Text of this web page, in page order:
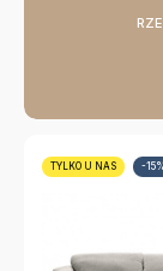
TYLKO U NAS -15%